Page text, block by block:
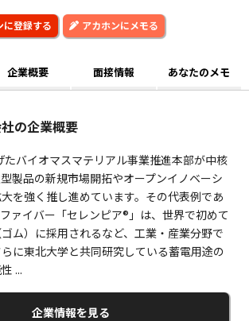
アカホンにメモる
企業概要 面接情報 あなたのメモ
の企業概要
たバイオマスマテリアル事業推進本部が中核
製品の新規市場開拓やオープンイノベーシ
を強く推し進めています。その代表例であ
ァイバー「セレンピア®」は、世界で初めて
ム）に採用されるなど、工業・産業分野で
に東北大学と共同研究している蓄電用途の
...
企業情報を見る